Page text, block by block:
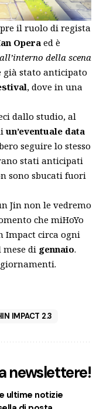
il ruolo di regista
Opera ed è
della scena
già stato anticipato
, dove in una
dallo studio, al
un’eventuale data
seguire lo stesso
stati anticipati
sono sbucati fuori
Jin non le vedremo
che miHoYo
Impact circa ogni
di gennaio.
IMPACT 2.3
newslettere!
ultime notizie